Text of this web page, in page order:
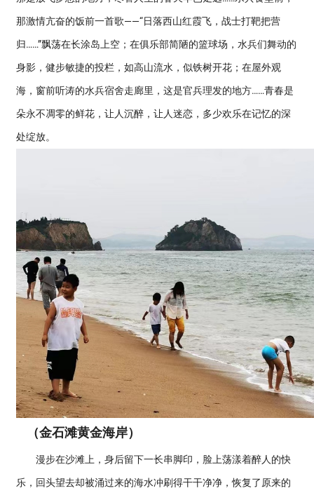
那激情亢奋的饭前一首歌——“日落西山红霞飞，战士打靶把营
归……”飘荡在长涂岛上空；在俱乐部简陋的篮球场，水兵们舞动的
身影，健步敏捷的投栏，如高山流水，似铁树开花；在屋外观
海，窗前听涛的水兵宿舍走廊里，这是官兵理发的地方……青春是
朵永不凋零的鲜花，让人沉醉，让人迷恋，多少欢乐在记忆的深
处绽放。
（金石滩黄金海岸）
漫步在沙滩上，身后留下一长串脚印，脸上荡漾着醉人的快
乐，回头望去却被涌过来的海水冲刷得干干净净，恢复了原来的